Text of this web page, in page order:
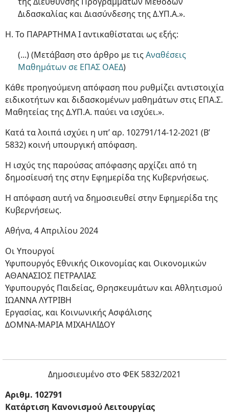
Διδασκαλίας και Διασύνδεσης της Δ.ΥΠ.Α.».
Η. Το ΠΑΡΑΡΤΗΜΑ Ι αντικαθίσταται ως εξής:
(...) (Μετάβαση στο άρθρο με τιςΑναθέσεις
Μαθημάτων σε ΕΠΑΣ ΟΑΕΔ)
Κάθε προηγούμενη απόφαση που ρυθμίζει αντιστοιχία
ειδικοτήτων και διδασκομένων μαθημάτων στις ΕΠΑ.Σ.
Μαθητείας της Δ.ΥΠ.Α. παύει να ισχύει.».
Κατά τα λοιπά ισχύει η υπ’ αρ. 102791/14-12-2021 (Β’
5832) κοινή υπουργική απόφαση.
Η ισχύς της παρούσας απόφασης αρχίζει από τη
δημοσίευσή της στην Εφημερίδα της Κυβερνήσεως.
Η απόφαση αυτή να δημοσιευθεί στην Εφημερίδα της
Κυβερνήσεως.
Αθήνα, 4 Απριλίου 2024
Οι Υπουργοί
Υφυπουργός Εθνικής Οικονομίας και Οικονομικών
ΑΘΑΝΑΣΙΟΣ ΠΕΤΡΑΛΙΑΣ
Υφυπουργός Παιδείας, Θρησκευμάτων και Αθλητισμού
ΙΩΑΝΝΑ ΛΥΤΡΙΒΗ
Εργασίας, και Κοινωνικής Ασφάλισης
ΔΟΜΝΑ-ΜΑΡΙΑ ΜΙΧΑΗΛΙΔΟΥ
Δημοσιευμένο στο ΦΕΚ 5832/2021
Αριθμ. 102791
Κατάρτιση Κανονισμού Λειτουργίας